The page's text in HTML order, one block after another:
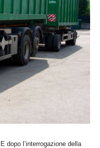
dopo l’interrogazione della